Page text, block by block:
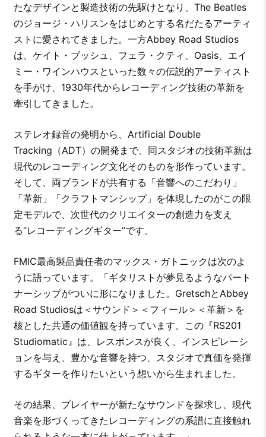
たなデザインと製造技術の先駆けとなり、The Beatles
のジョージ・ハリスンをはじめとする名だたるアーティ
ストに愛されてきました。一方Abbey Road Studios
は、ケイト・ブッシュ、フェラ・クティ、Oasis、エイ
ミー・ワインハウスといった数々の伝説的アーティスト
を手がけ、1930年代からレコーディング技術の革新を
牽引してきました。
ステレオ録音の発明から、Artificial Double
Tracking（ADT）の開発まで、同スタジオの技術革新は
現代のレコーディング文化そのものを形作っています。
そして、両ブランドが共有する「音響へのこだわり」
「革新」「クラフトマンシップ」を体現したのがこの限
定モデルで、次世代のクリエイターの創造力を支え
る“レコーディングギター”です。
FMIC最高製品責任者のマックス・ガトニックは次のよ
うに語っています。「ギタリストが夢見るようなパート
ナーシップがついに形になりました。GretschとAbbey
Road Studiosは＜サウンド＞＜フィール＞＜革新＞を
核とした共通の価値観を持っています。この『RS201
Studiomatic』は、レスポンスが良く、インスピレーシ
ョンを与え、豊かな音響を持つ、スタジオで真価を発揮
するギターを作りたいという想いから生まれました。
その結果、プレイヤーが新たなサウンドを探求し、現代
音楽を形づくってきたレコーディングの系譜に直接触れ